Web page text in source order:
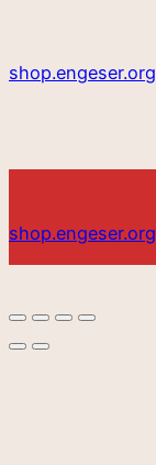
shop.engeser.org
shop.engeser.org